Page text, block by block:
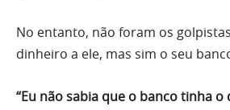
No entanto, não foram os
dinheiro a ele, mas sim o seu
“Eu não sabia que o banco tinha